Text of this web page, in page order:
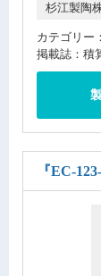
杉江製陶
カテゴリー：
掲載誌：積
『EC-